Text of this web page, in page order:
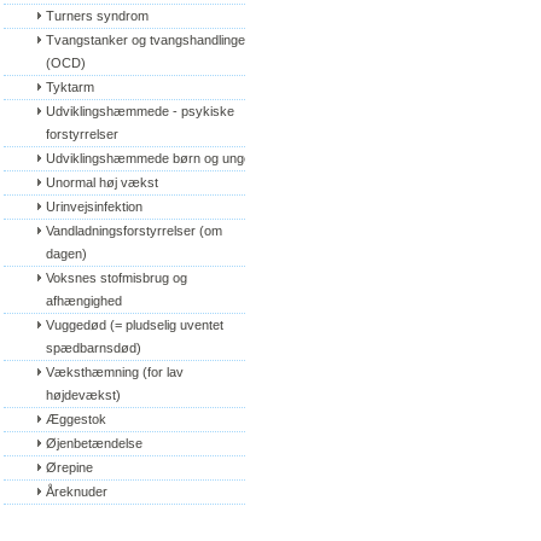
Turners syndrom
Tvangstanker og tvangshandlinger
(OCD)
Tyktarm
Udviklingshæmmede - psykiske
forstyrrelser
Udviklingshæmmede børn og unge
Unormal høj vækst
Urinvejsinfektion
Vandladningsforstyrrelser (om
dagen)
Voksnes stofmisbrug og
afhængighed
Vuggedød (= pludselig uventet
spædbarnsdød)
Væksthæmning (for lav
højdevækst)
Æggestok
Øjenbetændelse
Ørepine
Åreknuder